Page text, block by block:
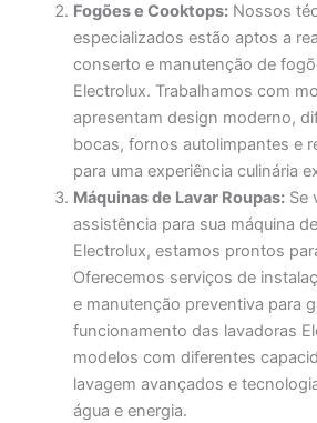
Fogões e Cooktops: Nossos
especializados estão aptos a
conserto e manutenção de
Electrolux. Trabalhamos com
apresentam design moderno,
bocas, fornos autolimpantes e
para uma experiência culinária
Máquinas de Lavar Roupas: Se
assistência para sua máquina
Electrolux, estamos prontos
Oferecemos serviços de
e manutenção preventiva para
funcionamento das lavadoras
modelos com diferentes
lavagem avançados e
água e energia.